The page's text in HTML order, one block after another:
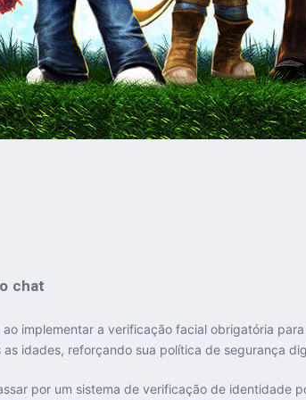
chat
implementar a verificação facial obrigatória
idades, reforçando sua política de segurança
por um sistema de verificação de identidade